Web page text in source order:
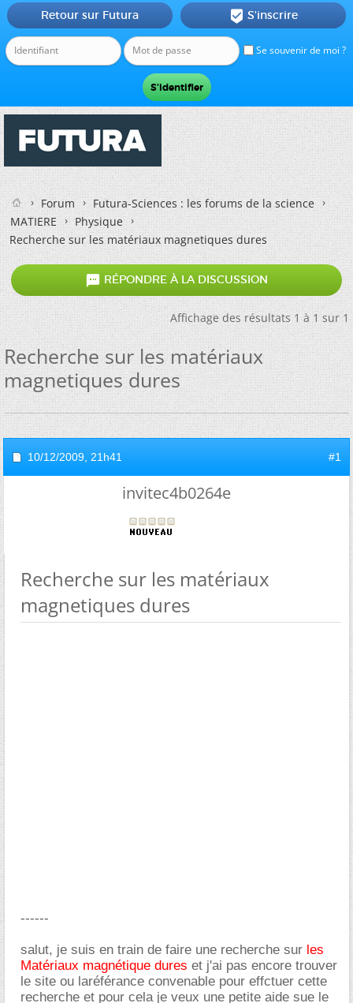
Se souvenir de moi ?
Retour sur Futura  S'inscrire
Forum
Futura-Sciences : les forums de la science
MATIERE
Physique
Recherche sur les matériaux magnetiques dures
 RÉPONDRE À LA DISCUSSION
Affichage des résultats 1 à 1 sur 1
Recherche sur les matériaux
magnetiques dures
10/12/2009, 21h41 #1
invitec4b0264e
Recherche sur les matériaux
magnetiques dures
------
salut, je suis en train de faire une recherche sur les
Matériaux magnétique dures et j'ai pas encore trouver
le site ou laréférance convenable pour effctuer cette
recherche et pour cela je veux une petite aide sue le